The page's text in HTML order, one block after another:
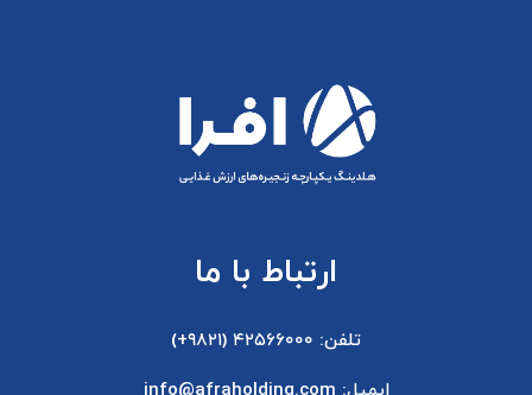
ارتباط با ما
تلفن: ۴۲۵۶۶۰۰۰ (۹۸۲۱+)